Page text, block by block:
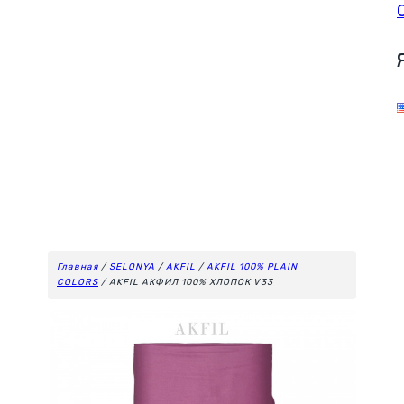
Главная / SELONYA / AKFIL / AKFIL 100% PLAIN
COLORS / AKFIL АКФИЛ 100% ХЛОПОК V33